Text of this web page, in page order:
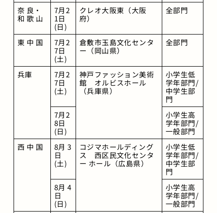
奈 良・
和 歌 山
7月2
1日
(日)
クレオ大阪東（大阪
府）
全部門
東 中 国
7月2
7日
(土)
倉敷市玉島文化センタ
ー（岡山県）
全部門
兵庫
7月2
7日
(土)
神戸ファッション美術
館　オルビスホール
（兵庫県）
小学生低
学年部門/
中学生部
門
7月2
8日
(日)
小学生高
学年部門/
一般部門
西 中 国
8月 3
日
(土)
コジマホールディング
ス　西区民文化センタ
ー ホール（広島県）
小学生低
学年部門/
中学生部
門
8月 4
日
(日)
小学生高
学年部門/
一般部門